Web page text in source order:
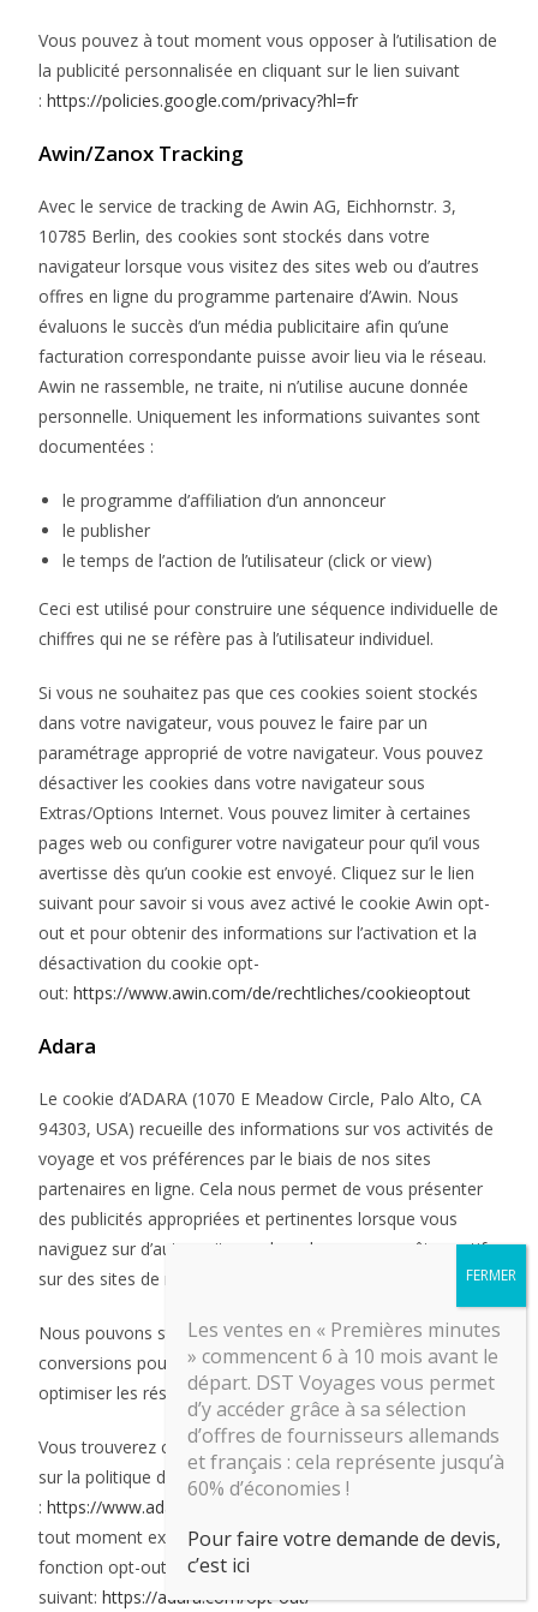
Vous pouvez à tout moment vous opposer à l’utilisation de
la publicité personnalisée en cliquant sur le lien suivant
:https://policies.google.com/privacy?hl=fr
Awin/Zanox Tracking
Avec le service de tracking de Awin AG, Eichhornstr. 3,
10785 Berlin, des cookies sont stockés dans votre
navigateur lorsque vous visitez des sites web ou d’autres
offres en ligne du programme partenaire d’Awin. Nous
évaluons le succès d’un média publicitaire afin qu’une
facturation correspondante puisse avoir lieu via le réseau.
Awin ne rassemble, ne traite, ni n’utilise aucune donnée
personnelle. Uniquement les informations suivantes sont
documentées :
le programme d’affiliation d’un annonceur
le publisher
le temps de l’action de l’utilisateur (click or view)
Ceci est utilisé pour construire une séquence individuelle de
chiffres qui ne se réfère pas à l’utilisateur individuel.
Si vous ne souhaitez pas que ces cookies soient stockés
dans votre navigateur, vous pouvez le faire par un
paramétrage approprié de votre navigateur. Vous pouvez
désactiver les cookies dans votre navigateur sous
Extras/Options Internet. Vous pouvez limiter à certaines
pages web ou configurer votre navigateur pour qu’il vous
avertisse dès qu’un cookie est envoyé. Cliquez sur le lien
suivant pour savoir si vous avez activé le cookie Awin opt-
out et pour obtenir des informations sur l’activation et la
désactivation du cookie opt-
out:https://www.awin.com/de/rechtliches/cookieoptout
Adara
Le cookie d’ADARA (1070 E Meadow Circle, Palo Alto, CA
94303, USA) recueille des informations sur vos activités de
voyage et vos préférences par le biais de nos sites
partenaires en ligne. Cela nous permet de vous présenter
des publicités appropriées et pertinentes lorsque vous
naviguez sur d’autres sites web ou lorsque vous êtes actif
sur des sites de médias sociaux.
Nous pouvons stocker des informations sur les
conversions pour mieux suivre les campagnes ADARA,
optimiser les résultats et créer des rapports.
Vous trouverez ci-après des informations supplémentaires
sur la politique de confidentialité d’ADARA
:https://www.adara.com/privacy-promise
tout moment exercer votre droit d’opposition et utiliser la
fonction opt-out en cliquant sur le lien
suivant:https://adara.com/opt-out/
Les ventes en « Premières minutes
» commencent 6 à 10 mois avant le
départ. DST Voyages vous permet
d’y accéder grâce à sa sélection
d’offres de fournisseurs allemands
et français : cela représente jusqu’à
60% d’économies !
Pour faire votre demande de devis,
c’est ici